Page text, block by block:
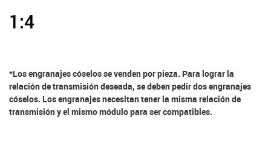
1:4
*Los engranajes cóselos se venden por pieza. Para lograr la
relación de transmisión deseada, se deben pedir dos engranajes
cóselos. Los engranajes necesitan tener la misma relación de
transmisión y el mismo módulo para ser compatibles.